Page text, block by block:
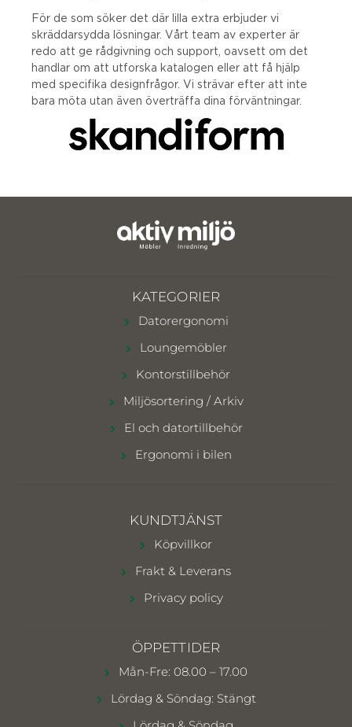
För de som söker det där lilla extra erbjuder vi
skräddarsydda lösningar. Vårt team av experter är
redo att ge rådgivning och support, oavsett om det
handlar om att utforska katalogen eller att få hjälp
med specifika designfrågor. Vi strävar efter att inte
bara möta utan även överträffa dina förväntningar.
KATEGORIER
Datorergonomi
Loungemöbler
Kontorstillbehör
Miljösortering / Arkiv
El och datortillbehör
Ergonomi i bilen
KUNDTJÄNST
Köpvillkor
Frakt & Leverans
Privacy policy
ÖPPETTIDER
Mån-Fre: 08.00 – 17.00
Lördag & Söndag: Stängt